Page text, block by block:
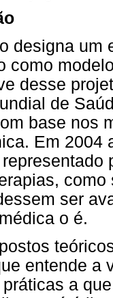
designa um
como
desse
de
base nos
Em 2004
ser
o é.
entende a
a